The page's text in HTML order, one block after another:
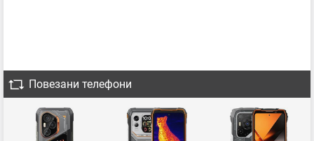
Повезани телефони